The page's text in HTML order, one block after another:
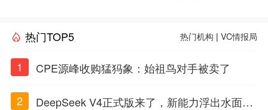
热门TOP5 热门机构 |VC情报局
1 CPE源峰收购猛犸象：始祖鸟对手被卖了
2
DeepSeek V4正式版来了，新能力浮出水面，